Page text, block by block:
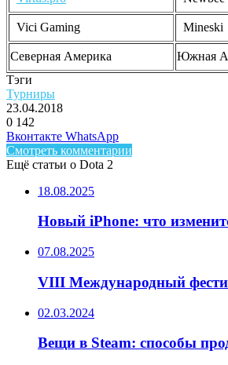
Vici Gaming Mineski
Северная Америка Южная
Тэги
Турниры
23.04.2018
0 142
Facebook
Twitter
LinkedIn
Вконтакте WhatsAppTelegram
Смотреть комментарии
Ещё статьи о Dota 2
18.08.2025
Новый iPhone: что
07.08.2025
VIII Международный
02.03.2024
Вещи в Steam: способы